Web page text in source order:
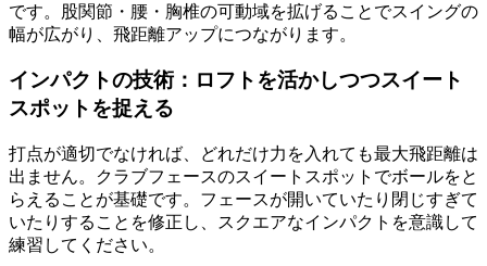
です。股関節・腰・胸椎の可動域を拡げることでスイングの
幅が広がり、飛距離アップにつながります。
インパクトの技術：ロフトを活かしつつスイート
スポットを捉える
打点が適切でなければ、どれだけ力を入れても最大飛距離は
出ません。クラブフェースのスイートスポットでボールをと
らえることが基礎です。フェースが開いていたり閉じすぎて
いたりすることを修正し、スクエアなインパクトを意識して
練習してください。